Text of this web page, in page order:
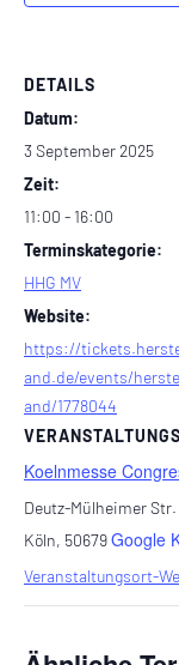
DETAILS
Datum:
3 September 2025
Zeit:
11:00 - 16:00
Terminskategorie:
HHG MV
Website:
https://
and.de/events/
and/1778044
Koelnmesse
Deutz-Mülheimer Str.
Köln, 50679Google
Veranstaltungsort-